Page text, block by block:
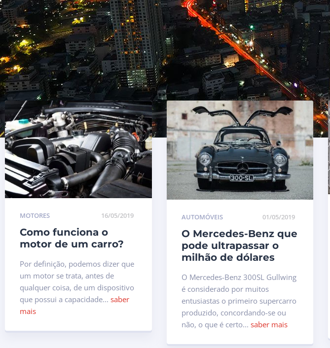
MOTORES 16/05/2019
Como funciona o
motor de um carro?
Por definição, podemos dizer que
um motor se trata, antes de
qualquer coisa, de um dispositivo
que possui a capacidade... saber
mais
AUTOMÓVEIS 01/05/2019
O Mercedes-Benz que
pode ultrapassar o
milhão de dólares
O Mercedes-Benz 300SL Gullwing
é considerado por muitos
entusiastas o primeiro supercarro
produzido, concordando-se ou
não, o que é certo... saber mais